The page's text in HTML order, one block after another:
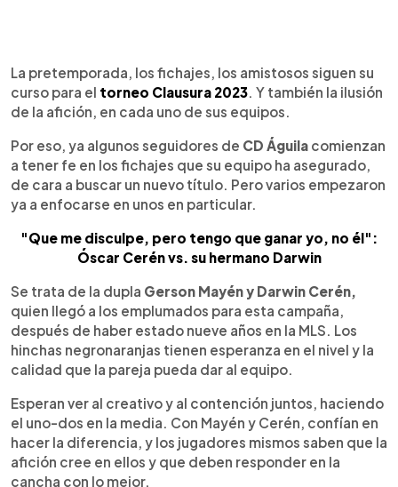
► Escuchar artículo
La pretemporada, los fichajes, los amistosos siguen su
curso para el torneo Clausura 2023. Y también la ilusión
de la afición, en cada uno de sus equipos.
Por eso, ya algunos seguidores de CD Águila comienzan
a tener fe en los fichajes que su equipo ha asegurado,
de cara a buscar un nuevo título. Pero varios empezaron
ya a enfocarse en unos en particular.
"Que me disculpe, pero tengo que ganar yo, no él":
Óscar Cerén vs. su hermano Darwin
Se trata de la dupla Gerson Mayén y Darwin Cerén,
quien llegó a los emplumados para esta campaña,
después de haber estado nueve años en la MLS. Los
hinchas negronaranjas tienen esperanza en el nivel y la
calidad que la pareja pueda dar al equipo.
Esperan ver al creativo y al contención juntos, haciendo
el uno-dos en la media. Con Mayén y Cerén, confían en
hacer la diferencia, y los jugadores mismos saben que la
afición cree en ellos y que deben responder en la
cancha con lo mejor.